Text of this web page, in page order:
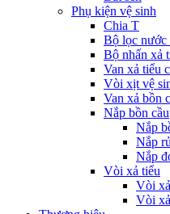
Phụ kiện vệ sinh
Chia T
Bộ lọc nước
Bộ nhấn xả
Van xả tiểu
Vòi xịt vệ
Van xả bồn
Nắp bồn cầu
Nắp
Nắp
Nắp
Vòi xả tiểu
Vòi
Vòi